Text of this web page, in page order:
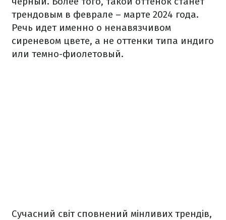
трендовым в феврале – марте 2024 года.
Речь идет именно о ненавязчивом
сиреневом цвете, а не оттенки типа индиго
или темно-фиолетовый.
Сучасний світ сповнений мінливих трендів,